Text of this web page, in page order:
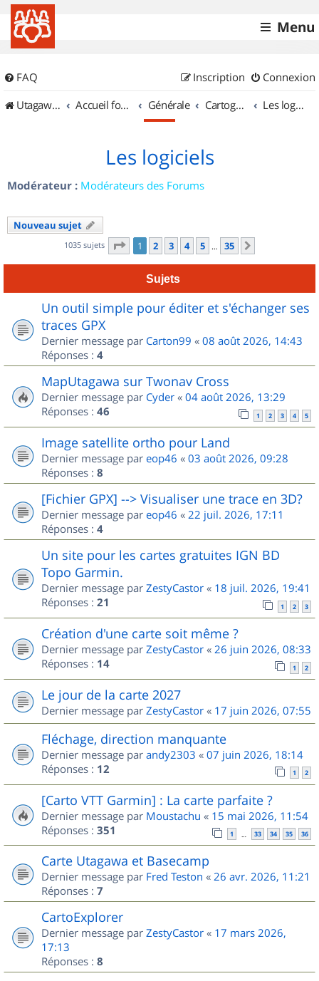
Menu
FAQ Connexion
Inscription
UtagawaVTT (Randos VTT et VTTAE avec traces GPS)
Accueil forum Générale Cartographie et GPS Les logiciels
Les logiciels
Modérateur : Modérateurs des Forums
Nouveau sujet
1035 sujets Page 1sur
1 2 3 4 5 … 35
Sujets
Un outil simple pour éditer et s'échanger ses
traces GPX
Dernier message par Carton99 « 08 août 2026, 14:43
Réponses : 4
MapUtagawa sur Twonav Cross
Dernier message par Cyder « 04 août 2026, 13:29
Réponses : 46 1 2 3 4 5
Image satellite ortho pour Land
Dernier message par eop46 « 03 août 2026, 09:28
Réponses : 8
[Fichier GPX] --> Visualiser une trace en 3D?
Dernier message par eop46 « 22 juil. 2026, 17:11
Réponses : 4
Un site pour les cartes gratuites IGN BD
Topo Garmin.
Dernier message par ZestyCastor « 18 juil. 2026, 19:41
Réponses : 21 1 2 3
Création d'une carte soit même ?
Dernier message par ZestyCastor « 26 juin 2026, 08:33
Réponses : 14 1 2
Le jour de la carte 2027
Dernier message par ZestyCastor « 17 juin 2026, 07:55
Fléchage, direction manquante
Dernier message par andy2303 « 07 juin 2026, 18:14
Réponses : 12 1 2
[Carto VTT Garmin] : La carte parfaite ?
Dernier message par Moustachu « 15 mai 2026, 11:54
Réponses : 351 1 … 33 34 35 36
Carte Utagawa et Basecamp
Dernier message par Fred Teston « 26 avr. 2026, 11:21
Réponses : 7
CartoExplorer
Dernier message par ZestyCastor « 17 mars 2026,
17:13
Réponses : 8